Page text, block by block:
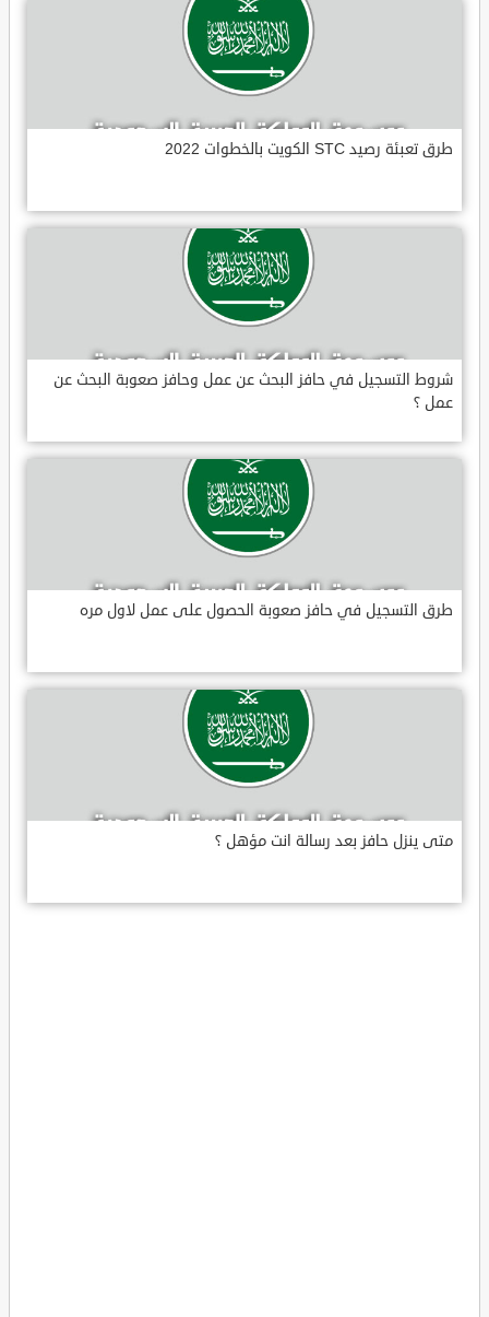
طرق تعبئة رصيد STC الكويت بالخطوات 2022
شروط التسجيل في حافز البحث عن عمل وحافز صعوبة البحث عن
عمل ؟
طرق التسجيل في حافز صعوبة الحصول على عمل لاول مره
متى ينزل حافز بعد رسالة انت مؤهل ؟